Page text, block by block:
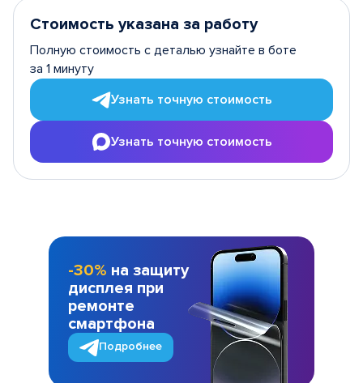
Стоимость указана за работу
Полную стоимость с деталью узнайте в боте
за 1 минуту
Узнать точную стоимость
Узнать точную стоимость
-30% на защиту
дисплея при
ремонте
смартфона
Подробнее